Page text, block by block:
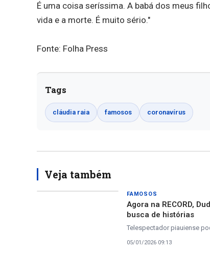
É uma coisa seríssima. A babá dos meus
vida e a morte. É muito sério."
Fonte: Folha Press
Tags
cláudia raia famosos coronavírus
Veja também
FAMOSOS
Agora na RECORD,
busca de histórias
Telespectador piauiense
05/01/2026 09:13